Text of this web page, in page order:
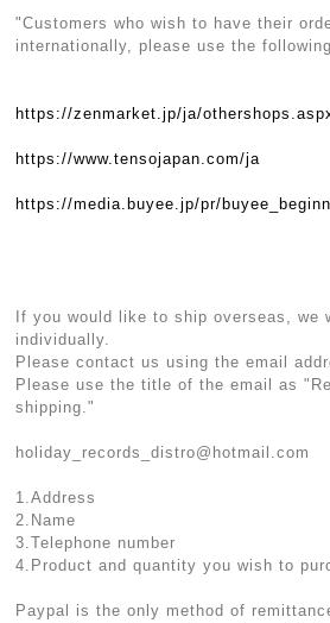
"Customers who wish to have their
internationally, please use the
https://zenmarket.jp/ja/
https://www.tensojapan.com/ja
https://media.buyee.jp/pr/
If you would like to ship overseas, we
individually.
Please contact us using the email
Please use the title of the email as
shipping."
holiday_records_distro@hotmail.com
1.Address
2.Name
3.Telephone number
4.Product and quantity you wish to
Paypal is the only method of